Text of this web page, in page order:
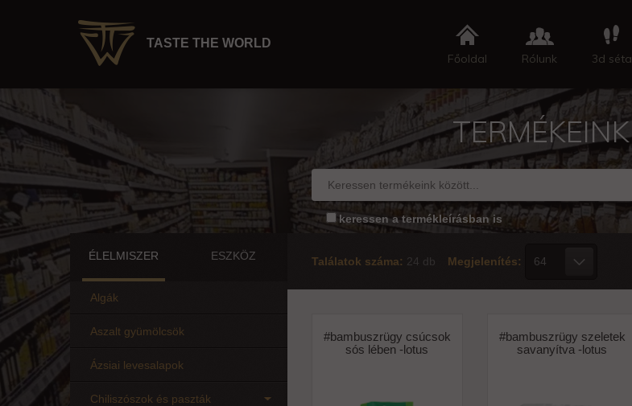
TASTE THE WORLD
Főoldal Rólunk 3d séta
TERMÉKEINK
keressen a termékleírásban is
ÉLELMISZER ESZKÖZ
Algák
Aszalt gyümölcsök
Ázsiai levesalapok
Chiliszószok és paszták
Találatok száma: 24 db Megjelenítés:
#bambuszrügy csúcsok
sós lében -lotus
#bambuszrügy szeletek
savanyítva -lotus